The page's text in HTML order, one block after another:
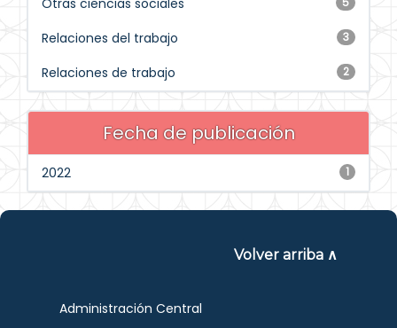
Otras ciencias sociales
3
Relaciones del trabajo
2
Relaciones de trabajo
Fecha de publicación
1
2022
Volver arriba ∧
Administración Central